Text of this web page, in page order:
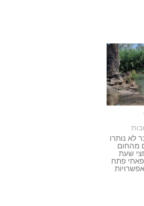
לא נותרו
מהחום
שעת
פתח